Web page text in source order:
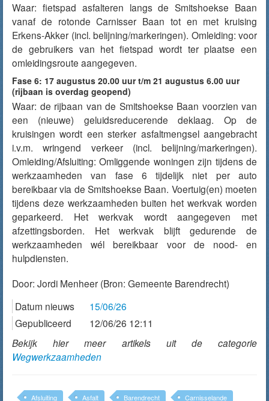
Waar: fietspad asfalteren langs de Smitshoekse Baan
vanaf de rotonde Carnisser Baan tot en met kruising
Erkens-Akker (incl. belijning/markeringen). Omleiding: voor
de gebruikers van het fietspad wordt ter plaatse een
omleidingsroute aangegeven.
Fase 6: 17 augustus 20.00 uur t/m 21 augustus 6.00 uur
(rijbaan is overdag geopend)
Waar: de rijbaan van de Smitshoekse Baan voorzien van
een (nieuwe) geluidsreducerende deklaag. Op de
kruisingen wordt een sterker asfaltmengsel aangebracht
i.v.m. wringend verkeer (incl. belijning/markeringen).
Omleiding/Afsluiting: Omliggende woningen zijn tijdens de
werkzaamheden van fase 6 tijdelijk niet per auto
bereikbaar via de Smitshoekse Baan. Voertuig(en) moeten
tijdens deze werkzaamheden buiten het werkvak worden
geparkeerd. Het werkvak wordt aangegeven met
afzettingsborden. Het werkvak blijft gedurende de
werkzaamheden wél bereikbaar voor de nood- en
hulpdiensten.
Door: Jordi Menheer (Bron: Gemeente Barendrecht)
Datum nieuws
15/06/26
Gepubliceerd
12/06/26 12:11
Bekijk hier meer artikels uit de categorie
Wegwerkzaamheden
Afsluiting Asfalt Barendrecht Carnisselande